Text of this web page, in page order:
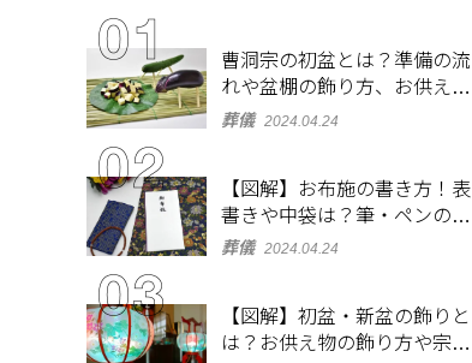
曹洞宗の初盆とは？準備の流
れや盆棚の飾り方、お供え物
を解説
葬儀 2024.04.24
【図解】お布施の書き方！表
書きや中袋は？筆・ペンのマ
ナーとよくあるQ&A集
葬儀 2024.04.24
【図解】初盆・新盆の飾りと
は？お供え物の飾り方や宗派